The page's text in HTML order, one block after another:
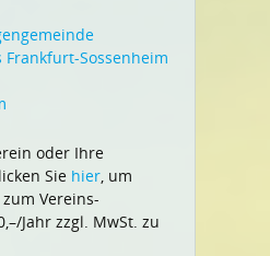
Sossenheim
oder Ihre
Sie hier , um
Vereins-
Jahr zzgl. MwSt. zu